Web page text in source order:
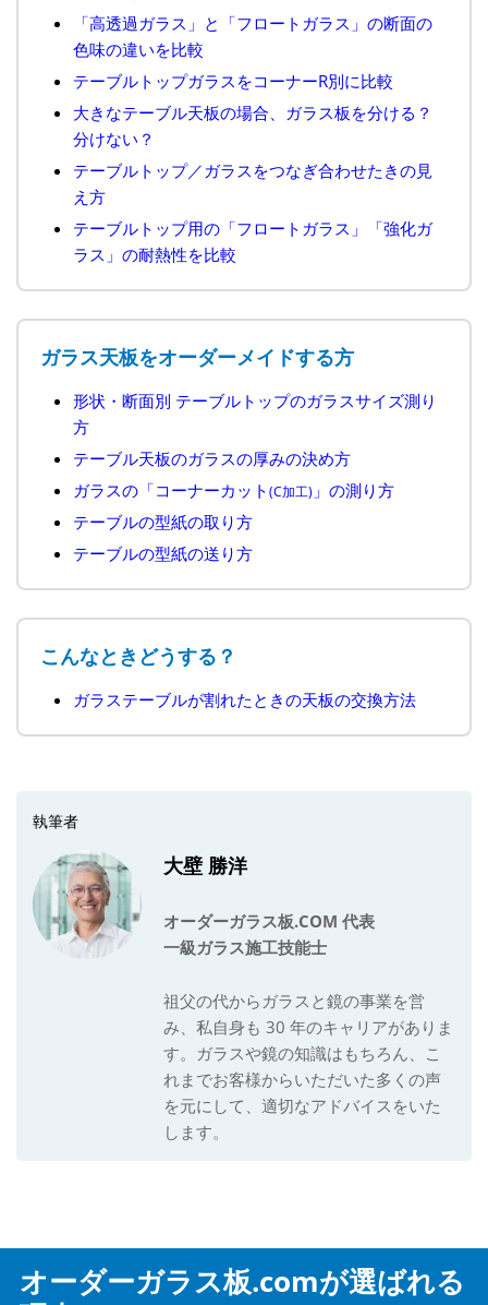
「高透過ガラス」と「フロートガラス」の断面の
色味の違いを比較
テーブルトップガラスをコーナーR別に比較
大きなテーブル天板の場合、ガラス板を分ける？
分けない？
テーブルトップ／ガラスをつなぎ合わせたきの見
え方
テーブルトップ用の「フロートガラス」「強化ガ
ラス」の耐熱性を比較
ガラス天板をオーダーメイドする方
形状・断面別 テーブルトップのガラスサイズ測り
方
テーブル天板のガラスの厚みの決め方
ガラスの「コーナーカット(C加工) 」の測り方
テーブルの型紙の取り方
テーブルの型紙の送り方
こんなときどうする？
ガラステーブルが割れたときの天板の交換方法
執筆者
大壁 勝洋
オーダーガラス板.COM 代表
一級ガラス施工技能士
祖父の代からガラスと鏡の事業を営
み、私自身も 30 年のキャリアがありま
す。ガラスや鏡の知識はもちろん、こ
れまでお客様からいただいた多くの声
を元にして、適切なアドバイスをいた
します。
オーダーガラス板.comが選ばれる